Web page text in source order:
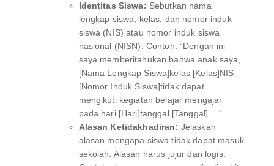
Identitas Siswa: Sebutkan nama
lengkap siswa, kelas, dan nomor induk
siswa (NIS) atau nomor induk siswa
nasional (NISN). Contoh: “Dengan ini
saya memberitahukan bahwa anak saya,
[Nama Lengkap Siswa]kelas [Kelas]NIS
[Nomor Induk Siswa]tidak dapat
mengikuti kegiatan belajar mengajar
pada hari [Hari]tanggal [Tanggal]… “
Alasan Ketidakhadiran: Jelaskan
alasan mengapa siswa tidak dapat masuk
sekolah. Alasan harus jujur dan logis.